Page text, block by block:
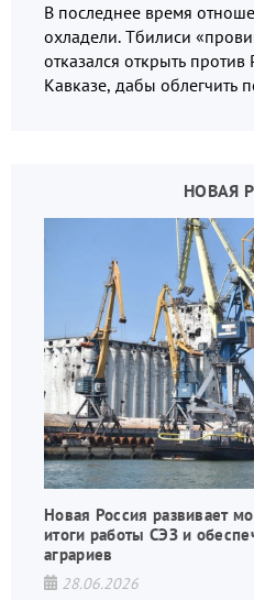
В последнее время
охладели. Тбилиси
отказался открыть
Кавказе, дабы облегчить
НОВАЯ
Новая Россия развивает
итоги работы СЭЗ и
аграриев
28.06.2026